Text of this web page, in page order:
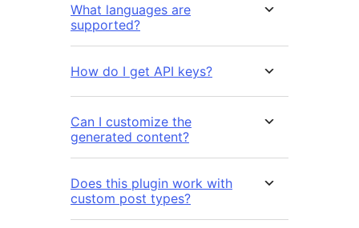
What languages are
supported?
How do I get API keys?
Can I customize the
generated content?
Does this plugin work with
custom post types?